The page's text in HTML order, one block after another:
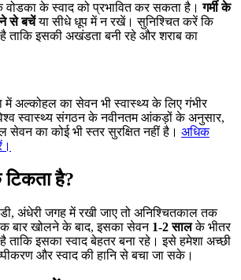
वोडका के स्वाद को प्रभावित कर सकता है।गर्मी के
से बचेंया सीधे धूप में न रखें। सुनिश्चित करें कि
ताकि इसकी अखंडता बनी रहे और शराब का
में अल्कोहल का सेवन भी स्वास्थ्य के लिए गंभीर
स्वास्थ्य संगठन के नवीनतम आंकड़ों के अनुसार,
सेवन का कोई भी स्तर सुरक्षित नहीं है। अधिक
है?
अंधेरी जगह में रखी जाए तो अनिश्चितकाल तक
बार खोलने के बाद, इसका सेवन 1-2 सालके भीतर
ताकि इसका स्वाद बेहतर बना रहे। इसे हमेशा अच्छी
और स्वाद की हानि से बचा जा सके।